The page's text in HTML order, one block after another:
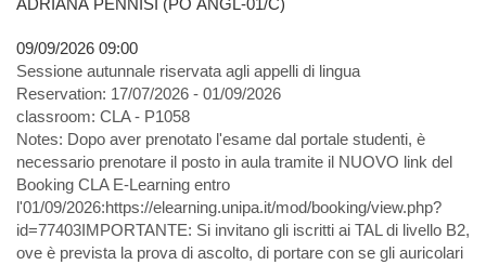
ADRIANA PENNISI (PO ANGL-01/C)
09/09/2026 09:00
Sessione autunnale riservata agli appelli di lingua
Reservation: 17/07/2026 - 01/09/2026
classroom: CLA - P1058
Notes: Dopo aver prenotato l'esame dal portale studenti, è
necessario prenotare il posto in aula tramite il NUOVO link del
Booking CLA E-Learning entro
l'01/09/2026:https://elearning.unipa.it/mod/booking/view.php?
id=77403IMPORTANTE: Si invitano gli iscritti ai TAL di livello B2,
ove è prevista la prova di ascolto, di portare con se gli auricolari